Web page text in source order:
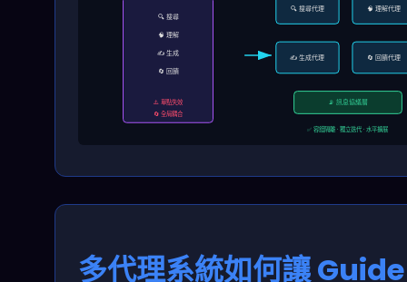
🔍 搜尋
🧠 理解
✍️ 生成
🔄 回饋
⚠️ 單點失效
🔄 全局耦合
🔍 搜尋代理 🧠 理解代理
✍️ 生成代理 🔄 回饋代理
📡 訊息協議層
✅ 容錯隔離 · 獨立迭代 · 水平擴展
多代理系統如何讓 Guide